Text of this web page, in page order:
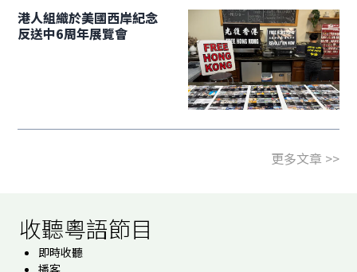
港人組織於美國西岸紀念
反送中6周年展覽會
更多文章 >>
收聽粵語節目
即時收聽